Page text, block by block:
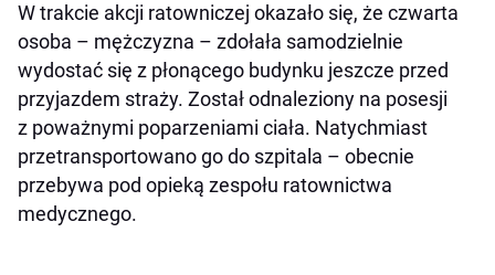
W trakcie akcji ratowniczej okazało się, że czwarta
osoba – mężczyzna – zdołała samodzielnie
wydostać się z płonącego budynku jeszcze przed
przyjazdem straży. Został odnaleziony na posesji
z poważnymi poparzeniami ciała. Natychmiast
przetransportowano go do szpitala – obecnie
przebywa pod opieką zespołu ratownictwa
medycznego.